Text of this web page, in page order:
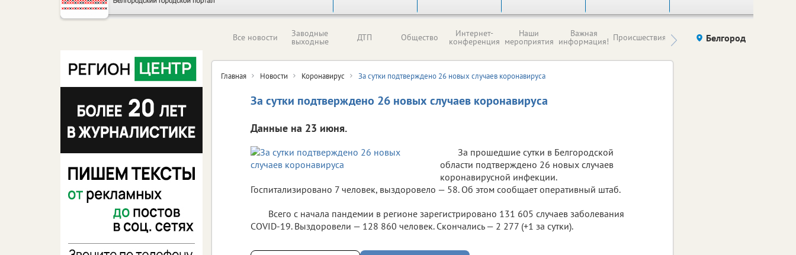
Все новости Заводные
выходные ДТП Общество Интернет-
конференция
Наши
мероприятия
Важная
информация! Происшествия Здоровье компаний (на
правах
Белгород
Главная Новости Коронавирус За сутки подтверждено 26 новых случаев коронавируса
За сутки подтверждено 26 новых случаев коронавируса
Данные на 23 июня.
За прошедшие сутки в Белгородской
области подтверждено 26 новых случаев
коронавирусной инфекции.
Госпитализировано 7 человек, выздоровело — 58. Об этом сообщает оперативный штаб.
Всего с начала пандемии в регионе зарегистрировано 131 605 случаев заболевания
COVID-19. Выздоровели — 128 860 человек. Скончались — 2 277 (+1 за сутки).